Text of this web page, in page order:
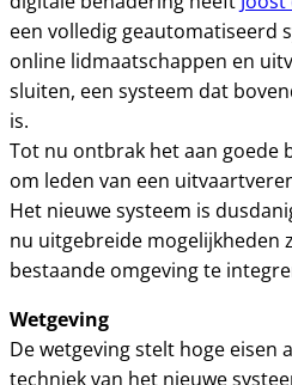
een volledig geautomatiseerd
online lidmaatschappen en
sluiten, een systeem dat
is.
Tot nu ontbrak het aan goede
om leden van een
Het nieuwe systeem is
nu uitgebreide mogelijkheden
bestaande omgeving te
Wetgeving
De wetgeving stelt hoge eisen
techniek van het nieuwe